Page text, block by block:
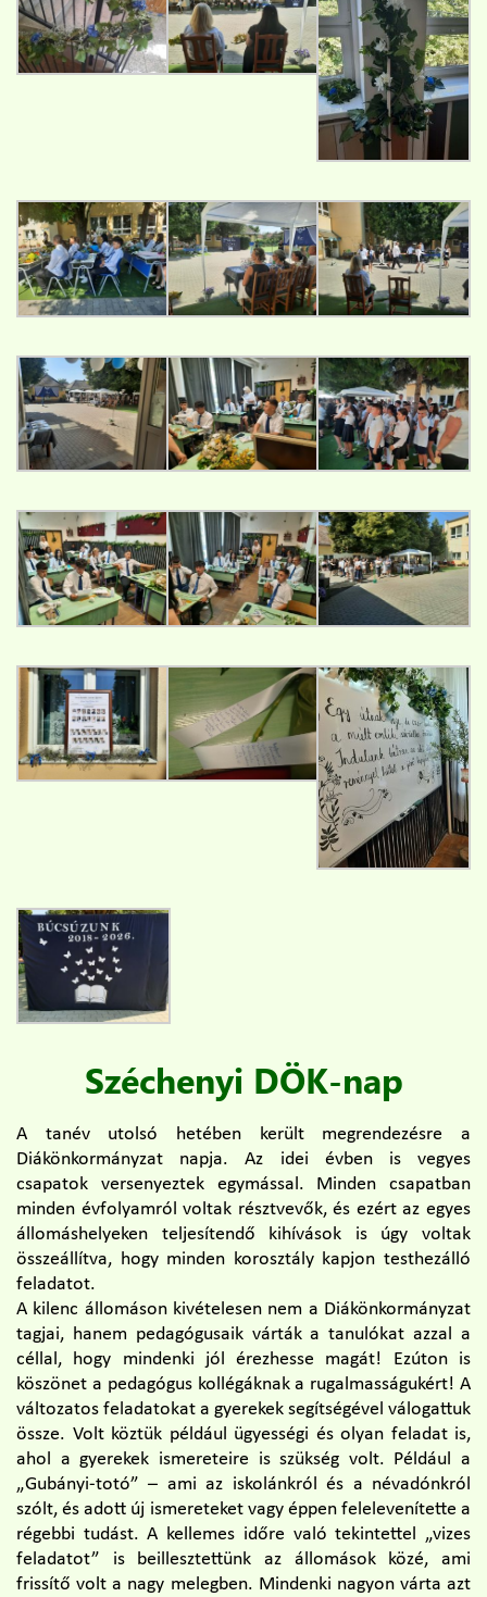
Széchenyi DÖK-nap
A tanév utolsó hetében került megrendezésre a
Diákönkormányzat napja. Az idei évben is vegyes
csapatok versenyeztek egymással. Minden csapatban
minden évfolyamról voltak résztvevők, és ezért az egyes
állomáshelyeken teljesítendő kihívások is úgy voltak
összeállítva, hogy minden korosztály kapjon testhezálló
feladatot.
A kilenc állomáson kivételesen nem a Diákönkormányzat
tagjai, hanem pedagógusaik várták a tanulókat azzal a
céllal, hogy mindenki jól érezhesse magát! Ezúton is
köszönet a pedagógus kollégáknak a rugalmasságukért! A
változatos feladatokat a gyerekek segítségével válogattuk
össze. Volt köztük például ügyességi és olyan feladat is,
ahol a gyerekek ismereteire is szükség volt. Például a
„Gubányi-totó” – ami az iskolánkról és a névadónkról
szólt, és adott új ismereteket vagy éppen felelevenítette a
régebbi tudást. A kellemes időre való tekintettel „vizes
feladatot” is beillesztettünk az állomások közé, ami
frissítő volt a nagy melegben. Mindenki nagyon várta azt